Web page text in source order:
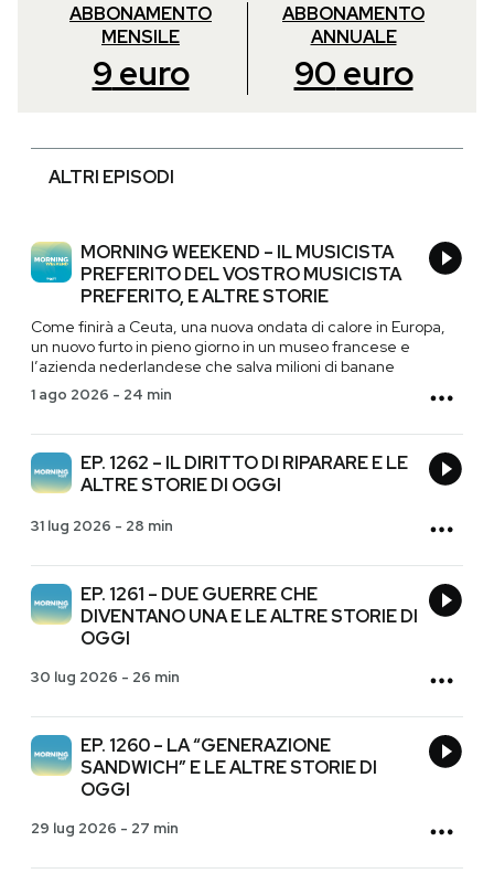
ABBONAMENTO
MENSILE
9 euro
ABBONAMENTO
ANNUALE
90 euro
ALTRI EPISODI
MORNING WEEKEND – IL MUSICISTA
PREFERITO DEL VOSTRO MUSICISTA
PREFERITO, E ALTRE STORIE
Come finirà a Ceuta, una nuova ondata di calore in Europa,
un nuovo furto in pieno giorno in un museo francese e
l’azienda nederlandese che salva milioni di banane
1 ago 2026 - 24 min
EP. 1262 – IL DIRITTO DI RIPARARE E LE
ALTRE STORIE DI OGGI
31 lug 2026 - 28 min
EP. 1261 – DUE GUERRE CHE
DIVENTANO UNA E LE ALTRE STORIE DI
OGGI
30 lug 2026 - 26 min
EP. 1260 – LA “GENERAZIONE
SANDWICH” E LE ALTRE STORIE DI
OGGI
29 lug 2026 - 27 min